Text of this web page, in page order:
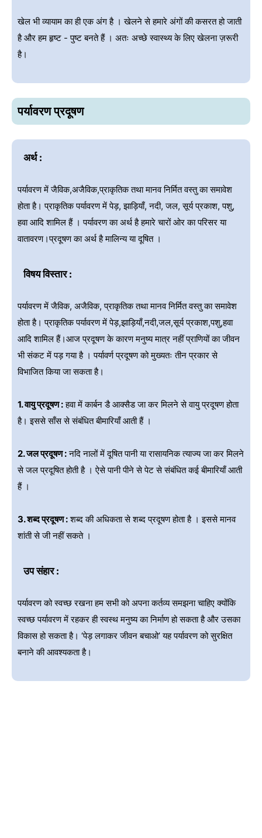
खेल भी व्यायाम का ही एक अंग है । खेलने से हमारे अंगों की कसरत हो जाती
है और हम हृष्ट - पुष्ट बनते हैं । अतः अच्छे स्वास्थ्य के लिए खेलना ज़रूरी
है।
पर्यावरण प्रदूषण
अर्थ :
पर्यावरण में जैविक,अजैविक,प्राकृतिक तथा मानव निर्मित वस्तु का समावेश
होता है। प्राकृतिक पर्यावरण में पेड़, झाड़ियाँ, नदी, जल, सूर्य प्रकाश, पशु,
हवा आदि शामिल हैं । पर्यावरण का अर्थ है हमारे चारों ओर का परिसर या
वातावरण।प्रदूषण का अर्थ है मालिन्य या दूषित ।
विषय विस्तार :
पर्यावरण में जैविक, अजैविक, प्राकृतिक तथा मानव निर्मित वस्तु का समावेश
होता है। प्राकृतिक पर्यावरण में पेड़,झाड़ियाँ,नदी,जल,सूर्य प्रकाश,पशु,हवा
आदि शामिल हैं।आज प्रदूषण के कारण मनुष्य मात्र नहीं प्राणियों का जीवन
भी संकट में पड़ गया है । पर्यावर्ण प्रदूषण को मुख्यतः तीन प्रकार से
विभाजित किया जा सकता है।
1. वायु प्रदूषण :हवा में कार्बन डै आक्सैड जा कर मिलने से वायु प्रदूषण होता
है। इससे साँस से संबंधित बीमारियाँ आती हैं ।
2. जल प्रदूषण :नदि नालों में दूषित पानी या रासायनिक त्याज्य जा कर मिलने
से जल प्रदूषित होती है । ऐसे पानी पीने से पेट से संबंधित कई बीमारियाँ आती
हैं ।
3. शब्द प्रदूषण :शब्द की अधिकता से शब्द प्रदूषण होता है । इससे मानव
शांती से जी नहीं सकते ।
उप संहार :
पर्यावरण को स्वच्छ रखना हम सभी को अपना कर्तव्य समझना चाहिए क्योंकि
स्वच्छ पर्यावरण में रहकर ही स्वस्थ मनुष्य का निर्माण हो सकता है और उसका
विकास हो सकता है। ‘पेड़ लगाकर जीवन बचाओ’ यह पर्यावरण को सुरक्षित
बनाने की आवश्यकता है।